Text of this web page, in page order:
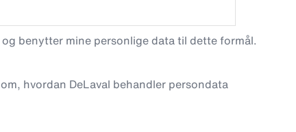
benytter mine personlige data til dette formål.
hvordan DeLaval behandler persondata